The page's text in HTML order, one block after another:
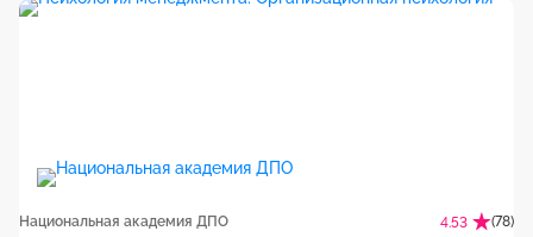
Национальная академия ДПО 4.53 (78)